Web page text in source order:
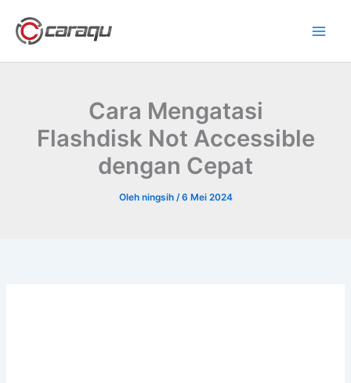
konten
Cara Mengatasi
Flashdisk Not Accessible
dengan Cepat
Oleh ningsih /6 Mei 2024